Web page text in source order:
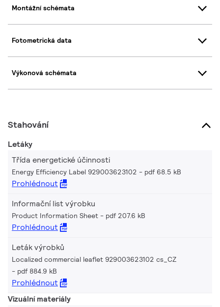
Montážní schémata
Fotometrická data
Výkonová schémata
Stahování
Letáky
Třída energetické účinnosti
Energy Efficiency Label 929003623102 pdf 68.5 kB
Prohlédnout
Informační list výrobku
Product Information Sheet pdf 207.6 kB
Prohlédnout
Leták výrobků
Localized commercial leaflet 929003623102 cs_CZ
pdf 884.9 kB
Prohlédnout
Vizuální materiály